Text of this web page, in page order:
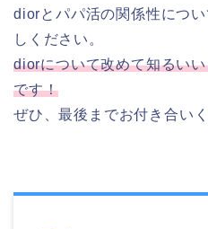
diorとパパ活の関係性につ
しください。
diorについて改めて知るい
です！
ぜひ、最後までお付き合いく